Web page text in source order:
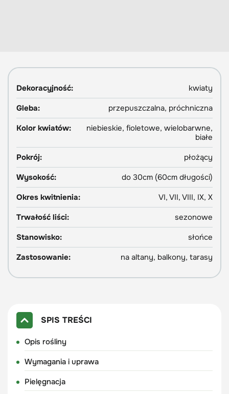
Dekoracyjność:
kwiaty
Gleba:
przepuszczalna, próchniczna
Kolor kwiatów:
niebieskie, fioletowe, wielobarwne,
białe
Pokrój:
płożący
Wysokość:
do 30cm (60cm długości)
Okres kwitnienia:
VI, VII, VIII, IX, X
Trwałość liści:
sezonowe
Stanowisko:
słońce
Zastosowanie:
na altany, balkony, tarasy
SPIS TREŚCI
Opis rośliny
Wymagania i uprawa
Pielęgnacja